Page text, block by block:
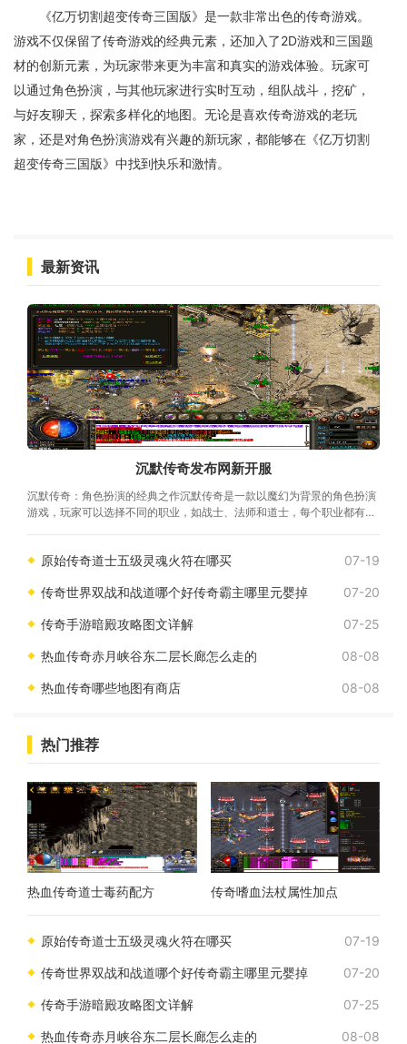
《亿万切割超变传奇三国版》是一款非常出色的传奇游戏。
游戏不仅保留了传奇游戏的经典元素，还加入了2D游戏和三国题
材的创新元素，为玩家带来更为丰富和真实的游戏体验。玩家可
以通过角色扮演，与其他玩家进行实时互动，组队战斗，挖矿，
与好友聊天，探索多样化的地图。无论是喜欢传奇游戏的老玩
家，还是对角色扮演游戏有兴趣的新玩家，都能够在《亿万切割
超变传奇三国版》中找到快乐和激情。
最新资讯
沉默传奇发布网新开服
沉默传奇：角色扮演的经典之作沉默传奇是一款以魔幻为背景的角色扮演
游戏，玩家可以选择不同的职业，如战士、法师和道士，每个职业都有其
原始传奇道士五级灵魂火符在哪买 07-19
传奇世界双战和战道哪个好传奇霸主哪里元婴掉 07-20
传奇手游暗殿攻略图文详解 07-25
热血传奇赤月峡谷东二层长廊怎么走的 08-08
热血传奇哪些地图有商店 08-08
热门推荐
热血传奇道士毒药配方 传奇嗜血法杖属性加点
原始传奇道士五级灵魂火符在哪买 07-19
传奇世界双战和战道哪个好传奇霸主哪里元婴掉 07-20
传奇手游暗殿攻略图文详解 07-25
热血传奇赤月峡谷东二层长廊怎么走的 08-08